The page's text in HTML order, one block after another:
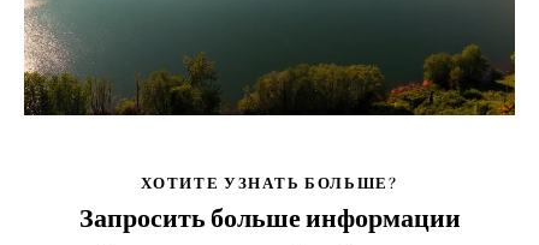
ХОТИТЕ УЗНАТЬ БОЛЬШЕ?
Запросить больше информации